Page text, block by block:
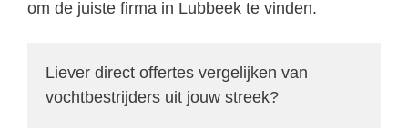
om de juiste firma in Lubbeek te vinden.
Liever direct offertes vergelijken van
vochtbestrijders uit jouw streek?